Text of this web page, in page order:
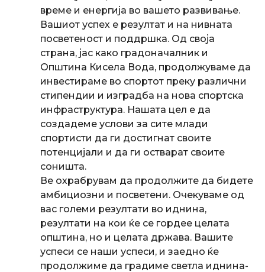
време и енергија во вашето развивање.
Вашиот успех е резултат и на нивната
посветеност и поддршка. Од своја
страна, јас како градоначалник и
Општина Кисела Вода, продолжуваме да
инвестираме во спортот преку различни
стипендии и изградба на нова спортска
инфраструктура. Нашата цел е да
создадеме услови за сите млади
спортисти да ги достигнат своите
потенцијали и да ги остварат своите
соништа.
Ве охрабрувам да продолжите да бидете
амбициозни и посветени. Очекуваме од
вас големи резултати во иднина,
резултати на кои ќе се гордее целата
општина, но и целата држава. Вашите
успеси се наши успеси, и заедно ќе
продолжиме да градиме светла иднина-